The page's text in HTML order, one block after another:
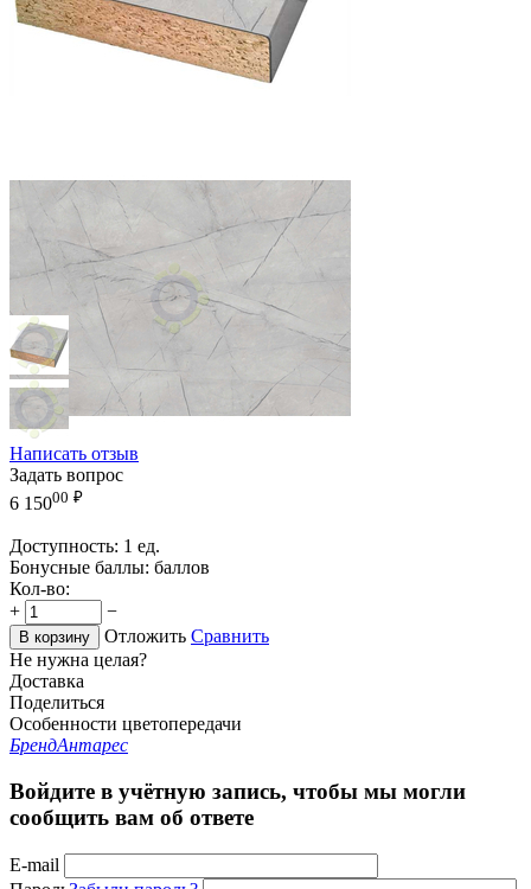
Написать отзыв
Задать вопрос
6 15000 ₽
Доступность: 1 ед.
Бонусные баллы: баллов
Кол-во:
+
−
В корзину Отложить Сравнить
Не нужна целая?
Доставка
Поделиться
Особенности цветопередачи
БрендАнтарес
Войдите в учётную запись, чтобы мы могли
сообщить вам об ответе
E-mail